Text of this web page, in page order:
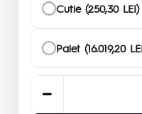
Cutie (250,30 LEI)
Palet (16.019,20